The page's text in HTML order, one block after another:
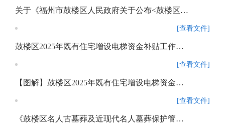
关于《福州市鼓楼区人民政府关于公布<鼓楼区重餐饮禁设区域清单（第3批）>的通知》的政策解读
[查看文件]
鼓楼区2025年既有住宅增设电梯资金补贴工作方案
[查看文件]
【图解】鼓楼区2025年既有住宅增设电梯资金补贴申请政策解读
[查看文件]
《鼓楼区名人古墓葬及近现代名人墓葬保护管理办法》政策解读